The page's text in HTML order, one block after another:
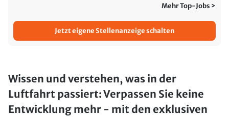
Mehr Top-Jobs >
Jetzt eigene Stellenanzeige schalten
Wissen und verstehen, was in der
Luftfahrt passiert: Verpassen Sie keine
Entwicklung mehr - mit den exklusiven